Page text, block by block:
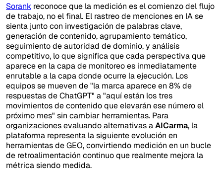
Sorank reconoce que la medición es el comienzo del flujo
de trabajo, no el final. El rastreo de menciones en IA se
sienta junto con investigación de palabras clave,
generación de contenido, agrupamiento temático,
seguimiento de autoridad de dominio, y análisis
competitivo, lo que significa que cada perspectiva que
aparece en la capa de monitoreo es inmediatamente
enrutable a la capa donde ocurre la ejecución. Los
equipos se mueven de "la marca aparece en 8% de
respuestas de ChatGPT" a "aquí están los tres
movimientos de contenido que elevarán ese número el
próximo mes" sin cambiar herramientas. Para
organizaciones evaluando alternativas aAICarma, la
plataforma representa la siguiente evolución en
herramientas de GEO, convirtiendo medición en un bucle
de retroalimentación continuo que realmente mejora la
métrica siendo medida.